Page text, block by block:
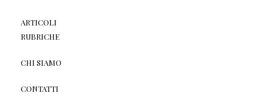
ARTICOLI
RUBRICHE
CHI SIAMO
CONTATTI